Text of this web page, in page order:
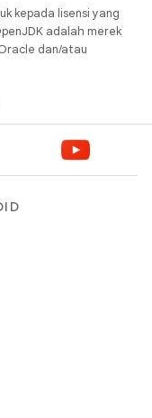
kepada lisensi yang
adalah merek
dan/atau